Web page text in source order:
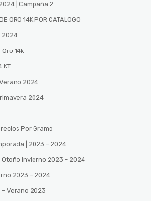
| Campaña 2
ORO 14K POR CATALOGO
2024
14k
KT
2024
2024
Por Gramo
| 2023 – 2024
Invierno 2023 – 2024
2023 – 2024
Verano 2023